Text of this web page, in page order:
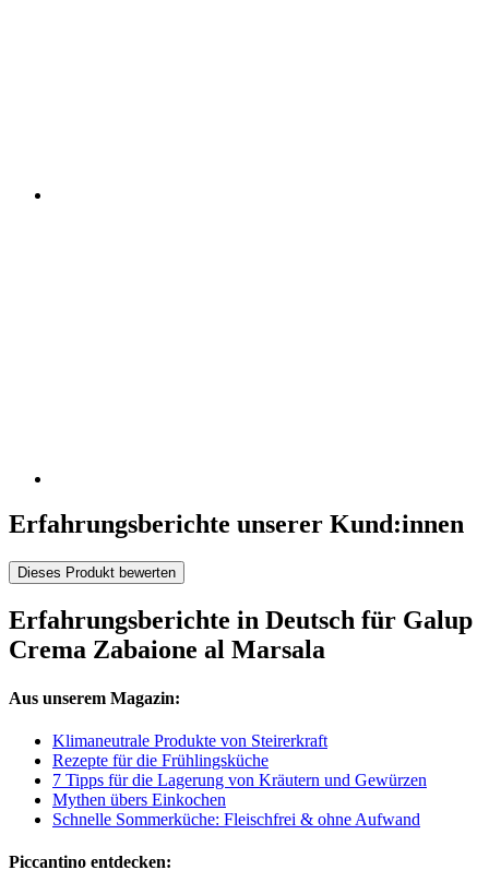
Erfahrungsberichte unserer Kund:innen
Dieses Produkt bewerten
Erfahrungsberichte in Deutsch für Galup
Crema Zabaione al Marsala
Aus unserem Magazin:
Klimaneutrale Produkte von Steirerkraft
Rezepte für die Frühlingsküche
7 Tipps für die Lagerung von Kräutern und Gewürzen
Mythen übers Einkochen
Schnelle Sommerküche: Fleischfrei & ohne Aufwand
Piccantino entdecken: